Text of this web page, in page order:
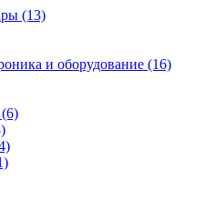
(13)
и оборудование (16)
(6)